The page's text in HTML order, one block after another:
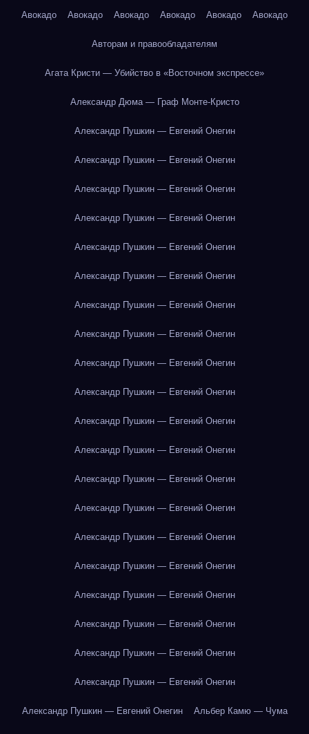
Авокадо Авокадо Авокадо Авокадо Авокадо Авокадо
Авторам и правообладателям
Агата Кристи — Убийство в «Восточном экспрессе»
Александр Дюма — Граф Монте-Кристо
Александр Пушкин — Евгений Онегин
Александр Пушкин — Евгений Онегин
Александр Пушкин — Евгений Онегин
Александр Пушкин — Евгений Онегин
Александр Пушкин — Евгений Онегин
Александр Пушкин — Евгений Онегин
Александр Пушкин — Евгений Онегин
Александр Пушкин — Евгений Онегин
Александр Пушкин — Евгений Онегин
Александр Пушкин — Евгений Онегин
Александр Пушкин — Евгений Онегин
Александр Пушкин — Евгений Онегин
Александр Пушкин — Евгений Онегин
Александр Пушкин — Евгений Онегин
Александр Пушкин — Евгений Онегин
Александр Пушкин — Евгений Онегин
Александр Пушкин — Евгений Онегин
Александр Пушкин — Евгений Онегин
Александр Пушкин — Евгений Онегин
Александр Пушкин — Евгений Онегин
Александр Пушкин — Евгений Онегин Альбер Камю — Чума